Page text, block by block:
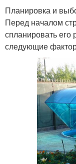
Планировка и
Перед началом
спланировать
следующие